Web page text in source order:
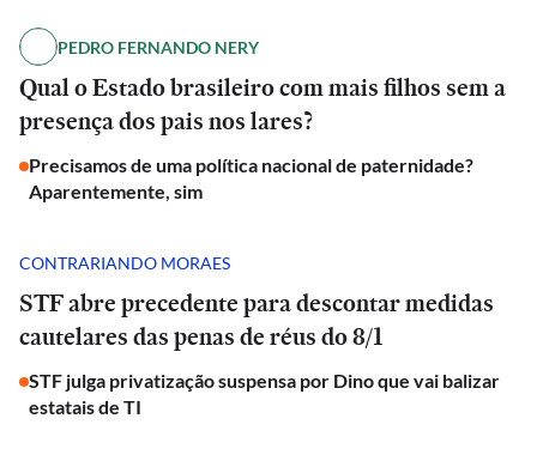
PEDRO FERNANDO NERY
Qual o Estado brasileiro com mais filhos sem a
presença dos pais nos lares?
Precisamos de uma política nacional de paternidade?
Aparentemente, sim
CONTRARIANDO MORAES
STF abre precedente para descontar medidas
cautelares das penas de réus do 8/1
STF julga privatização suspensa por Dino que vai balizar
estatais de TI